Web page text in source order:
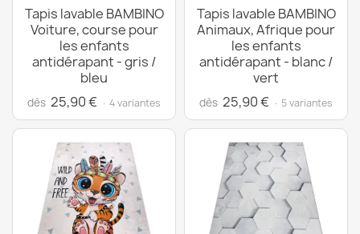
Tapis lavable BAMBINO
Voiture, course pour
les enfants
antidérapant - gris /
bleu
dès 25,90 € · 4 variantes
Tapis lavable BAMBINO
Animaux, Afrique pour
les enfants
antidérapant - blanc /
vert
dès 25,90 € · 5 variantes